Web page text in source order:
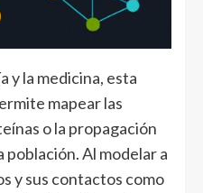
y la medicina, esta
mapear las
o la propagación
Al modelar a
y sus contactos como